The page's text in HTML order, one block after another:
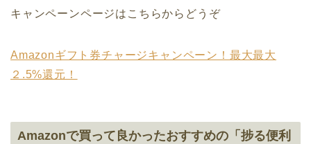
キャンペーンページはこちらからどうぞ
Amazonギフト券チャージキャンペーン！最大最大
２.5%還元！
Amazonで買って良かったおすすめの「捗る便利